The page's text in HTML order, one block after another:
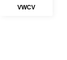
VWCV